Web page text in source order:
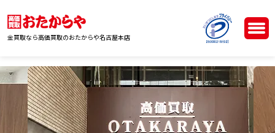
金買取なら高価買取のおたからや名古屋本店